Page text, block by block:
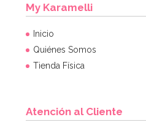
My Karamelli
Inicio
Quiénes Somos
Tienda Física
Atención al Cliente